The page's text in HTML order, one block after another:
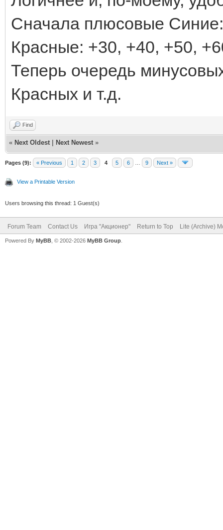
Сначала плюсовые
Красные: +30, +40, +50,
Теперь очередь
Красных и т.д.
Find
« Next Oldest Next Newest »
Pages (9): « Previous 1 2 3 4 5 6 9 Next »
View a Printable Version
Users browsing this thread: 1 Guest(s)
Forum Team Contact Us Игра "Акционер" Return to Top Lite (Archive)
Powered By MyBB , © 2002-2026 MyBB Group